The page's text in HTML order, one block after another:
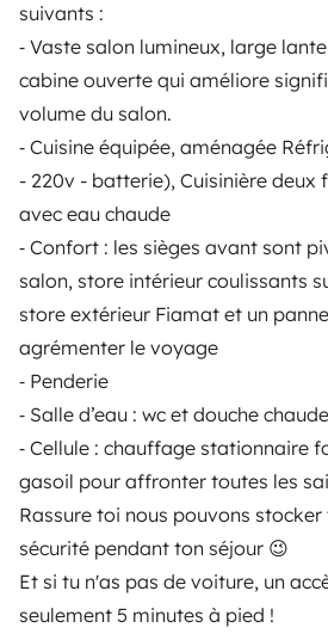
suivants :
⁃ Vaste salon lumineux, large
cabine ouverte qui améliore
volume du salon.
⁃ Cuisine équipée, aménagée
- 220v - batterie), Cuisinière deux
avec eau chaude
⁃ Confort : les sièges avant sont
salon, store intérieur coulissants
store extérieur Fiamat et un
agrémenter le voyage
⁃ Penderie
⁃ Salle d’eau : wc et douche chaude
⁃ Cellule : chauffage stationnaire
gasoil pour affronter toutes les
Rassure toi nous pouvons stocker
sécurité pendant ton séjour 😉
Et si tu n'as pas de voiture, un
seulement 5 minutes à pied !
Alain
Gesamtbewertung
4,9/5
Antwortrate
100 %
Sprachen
Französisch
Zertifiziertes Profil
Ähnliche Camper in der
Rémy-lès-Chevreuse